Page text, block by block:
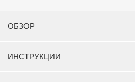
ОБЗОР
ИНСТРУКЦИИ